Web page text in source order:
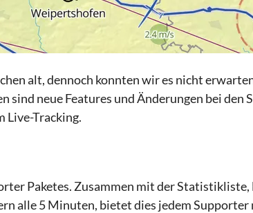
alt, dennoch konnten wir es nicht
sind neue Features und Änderungen bei den
Live-Tracking.
Paketes. Zusammen mit der Statistikliste,
alle 5 Minuten, bietet dies jedem Supporter